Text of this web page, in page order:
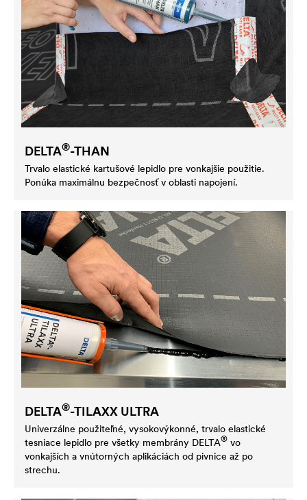
DELTA®-THAN
Trvalo elastické kartušové lepidlo pre vonkajšie použitie.
Ponúka maximálnu bezpečnosť v oblasti napojení.
DELTA®-TILAXX ULTRA
Univerzálne použiteľné, vysokovýkonné, trvalo elastické
tesniace lepidlo pre všetky membrány DELTA® vo
vonkajších a vnútorných aplikáciách od pivnice až po
strechu.